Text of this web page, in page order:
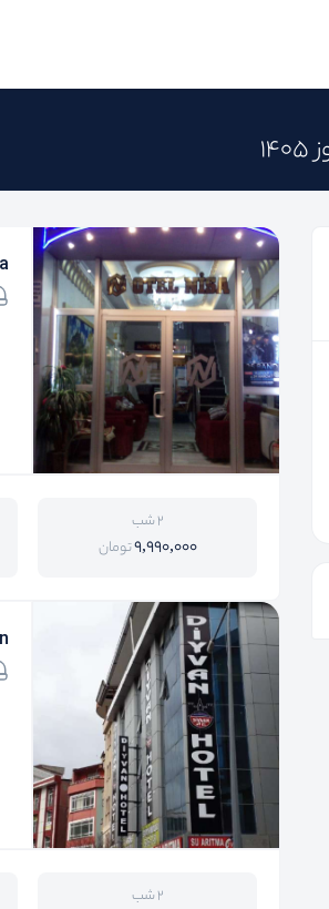
2 شب
9,990,000تومان
2 شب